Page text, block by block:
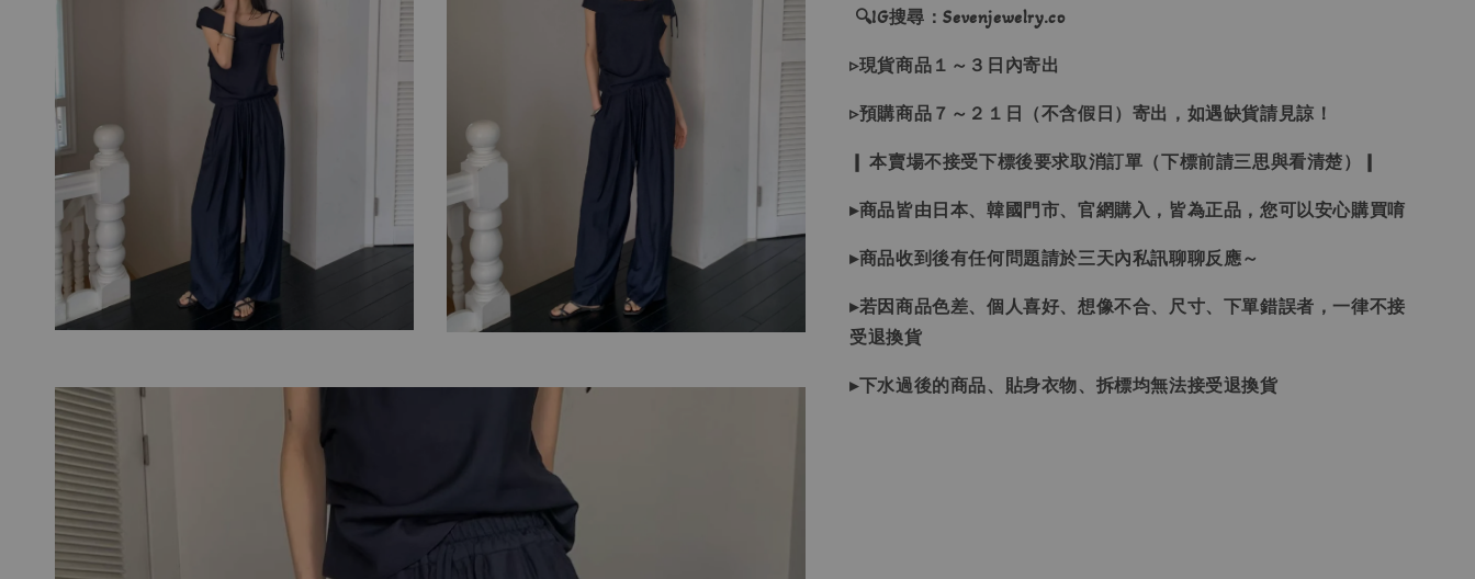
🔍IG搜尋：Sevenjewelry.co
▹現貨商品１～３日內寄出
▹預購商品７～２１日（不含假日）寄出，如遇缺貨請見諒！
❙ 本賣場不接受下標後要求取消訂單（下標前請三思與看清楚）❙
▸商品皆由日本、韓國門市、官網購入，皆為正品，您可以安心購買唷
▸商品收到後有任何問題請於三天內私訊聊聊反應～
▸若因商品色差、個人喜好、想像不合、尺寸、下單錯誤者，一律不接
受退換貨
▸下水過後的商品、貼身衣物、拆標均無法接受退換貨